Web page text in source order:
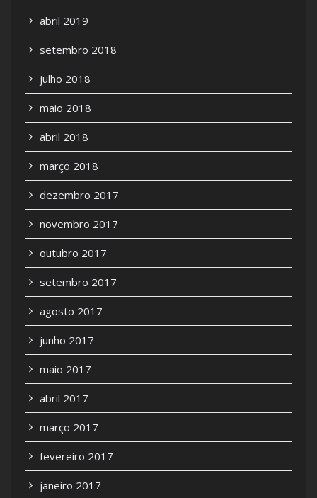
abril 2019
setembro 2018
julho 2018
maio 2018
abril 2018
março 2018
dezembro 2017
novembro 2017
outubro 2017
setembro 2017
agosto 2017
junho 2017
maio 2017
abril 2017
março 2017
fevereiro 2017
janeiro 2017